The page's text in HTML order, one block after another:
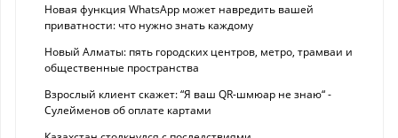
Новая функция WhatsApp может навредить вашей
приватности: что нужно знать каждому
Новый Алматы: пять городских центров, метро, трамваи и
общественные пространства
Взрослый клиент скажет: “Я ваш QR-шмюар не знаю“ -
Сулейменов об оплате картами